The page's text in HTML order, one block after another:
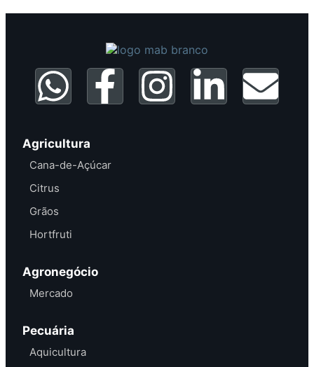
Agricultura
Cana-de-Açúcar
Citrus
Grãos
Hortfruti
Agronegócio
Mercado
Pecuária
Aquicultura